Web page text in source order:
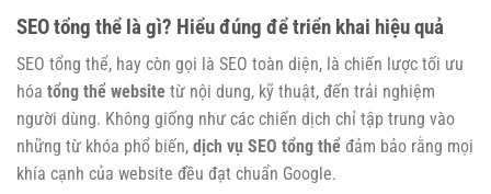
SEO tổng thể là gì? Hiểu đúng để triển khai hiệu quả
SEO tổng thể, hay còn gọi là SEO toàn diện, là chiến lược tối ưu
hóa tổng thể website từ nội dung, kỹ thuật, đến trải nghiệm
người dùng. Không giống như các chiến dịch chỉ tập trung vào
những từ khóa phổ biến, dịch vụ SEO tổng thể đảm bảo rằng mọi
khía cạnh của website đều đạt chuẩn Google.